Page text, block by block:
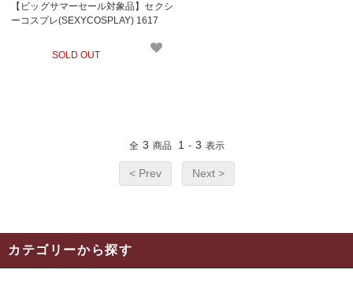
【ビッグサマーセール対象品】セクシ
ーコスプレ(SEXYCOSPLAY) 1617
SOLD OUT
全 3 商品 1 - 3 表示
< Prev Next >
カテゴリーから探す